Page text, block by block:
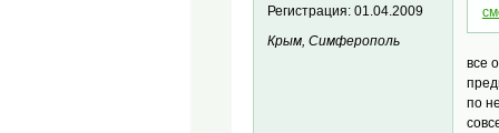
Регистрация:01.04.2009
Крым, Симферополь
все
по